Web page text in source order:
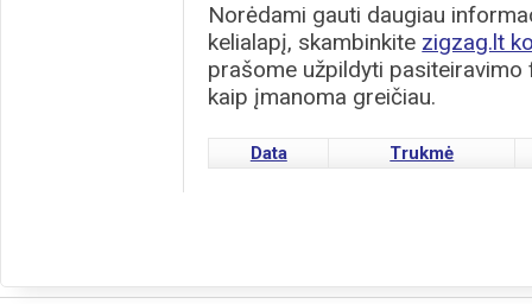
Norėdami gauti daugiau
kelialapį, skambinkite zigzag.lt
prašome užpildyti
kaip įmanoma greičiau.
Data Trukmė